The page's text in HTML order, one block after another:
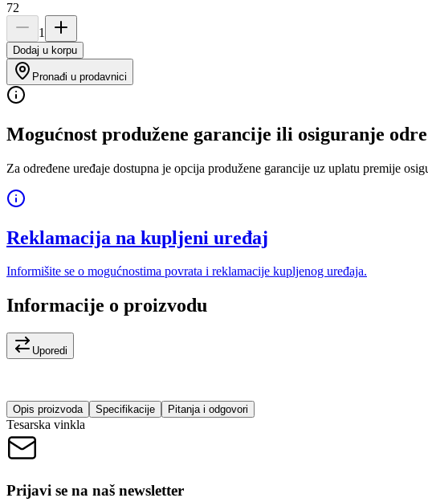
72
1
Dodaj u korpu
Pronađi u prodavnici
Mogućnost produžene garancije ili osiguranje
Za određene uređaje dostupna je opcija produžene garancije uz uplatu premije
Reklamacija na kupljeni uređaj
Informišite se o mogućnostima povrata i reklamacije kupljenog uređaja.
Informacije o proizvodu
Uporedi
Opis proizvoda Specifikacije Pitanja i odgovori
Tesarska vinkla
Prijavi se na naš newsletter